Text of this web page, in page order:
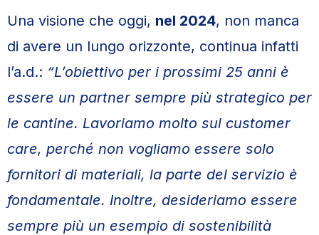
Una visione che oggi, nel 2024, non manca
di avere un lungo orizzonte, continua infatti
l’a.d.: “L’obiettivo per i prossimi 25 anni è
essere un partner sempre più strategico per
le cantine. Lavoriamo molto sul customer
care, perché non vogliamo essere solo
fornitori di materiali, la parte del servizio è
fondamentale. Inoltre, desideriamo essere
sempre più un esempio di sostenibilità